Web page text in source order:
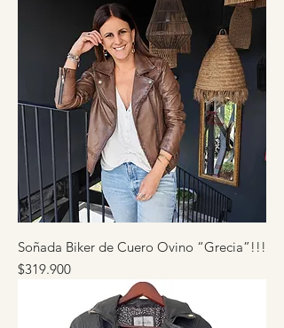
Soñada Biker de Cuero Ovino “Grecia”!!!
Precio
$319.900